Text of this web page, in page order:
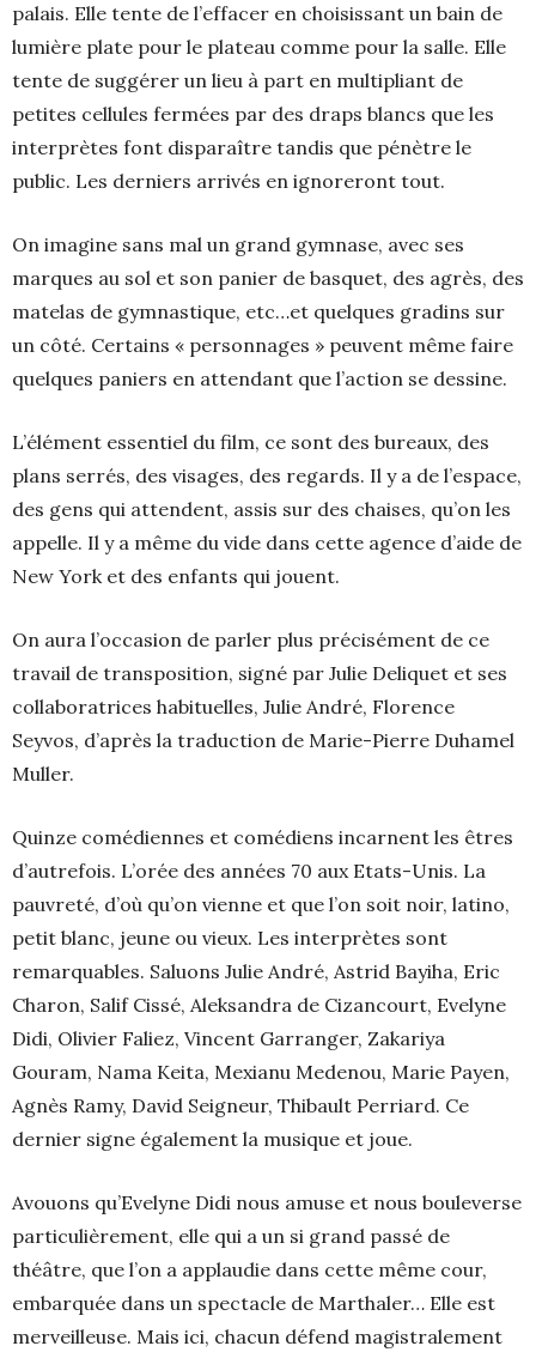
palais. Elle tente de l’effacer en choisissant un bain de
lumière plate pour le plateau comme pour la salle. Elle
tente de suggérer un lieu à part en multipliant de
petites cellules fermées par des draps blancs que les
interprètes font disparaître tandis que pénètre le
public. Les derniers arrivés en ignoreront tout.
On imagine sans mal un grand gymnase, avec ses
marques au sol et son panier de basquet, des agrès, des
matelas de gymnastique, etc…et quelques gradins sur
un côté. Certains « personnages » peuvent même faire
quelques paniers en attendant que l’action se dessine.
L’élément essentiel du film, ce sont des bureaux, des
plans serrés, des visages, des regards. Il y a de l’espace,
des gens qui attendent, assis sur des chaises, qu’on les
appelle. Il y a même du vide dans cette agence d’aide de
New York et des enfants qui jouent.
On aura l’occasion de parler plus précisément de ce
travail de transposition, signé par Julie Deliquet et ses
collaboratrices habituelles, Julie André, Florence
Seyvos, d’après la traduction de Marie-Pierre Duhamel
Muller.
Quinze comédiennes et comédiens incarnent les êtres
d’autrefois. L’orée des années 70 aux Etats-Unis. La
pauvreté, d’où qu’on vienne et que l’on soit noir, latino,
petit blanc, jeune ou vieux. Les interprètes sont
remarquables. Saluons Julie André, Astrid Bayiha, Eric
Charon, Salif Cissé, Aleksandra de Cizancourt, Evelyne
Didi, Olivier Faliez, Vincent Garranger, Zakariya
Gouram, Nama Keita, Mexianu Medenou, Marie Payen,
Agnès Ramy, David Seigneur, Thibault Perriard. Ce
dernier signe également la musique et joue.
Avouons qu’Evelyne Didi nous amuse et nous bouleverse
particulièrement, elle qui a un si grand passé de
théâtre, que l’on a applaudie dans cette même cour,
embarquée dans un spectacle de Marthaler… Elle est
merveilleuse. Mais ici, chacun défend magistralement